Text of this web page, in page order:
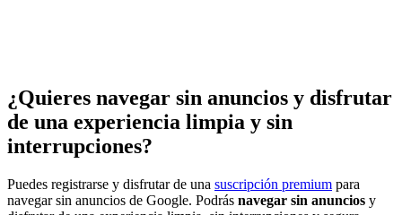
¿Quieres navegar sin anuncios y disfrutar
de una experiencia limpia y sin
interrupciones?
Puedes registrarse y disfrutar de una suscripción premium para
navegar sin anuncios de Google. Podrás navegar sin anuncios y